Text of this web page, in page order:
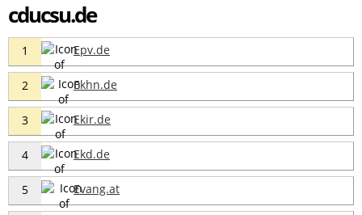
cducsu.de
1 Epv.de
2 Ekhn.de
3 Ekir.de
4 Ekd.de
5 Evang.at